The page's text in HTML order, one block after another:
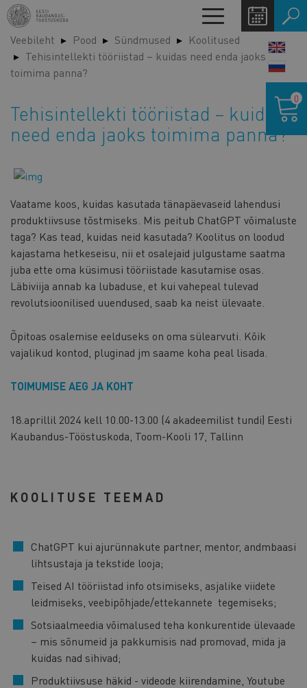
Liigu
edasi
põhisisu
juurde
Toggle
navigation
Veebileht Pood Sündmused
Koolitused
Tehisintellekti tööriistad – kuidas need enda jaoks
toimima panna?
Tehisintellekti tööriistad – kuidas
need enda jaoks toimima panna?
Vaatame koos, kuidas kasutada tänapäevaseid lahendusi
produktiivsuse tõstmiseks. Mis peitub ChatGPT võimaluste
taga? Kas tead, kuidas neid kasutada? Koolitus on loodud
kajastama hetkeseisu, nii et osalejaid julgustame saatma
juba ette oma küsimusi tööriistade kasutamise osas.
Läbiviija annab ka lubaduse, et kui vahepeal tulevad
revolutsioonilised uuendused, saab ka neist ülevaate.
Õpitoas osalemise eelduseks on oma sülearvuti. Kõik
vajalikud kontod, pluginad jm saame koha peal lisada.
TOIMUMISE AEG JA KOHT
18.aprillil 2024 kell 10.00-13.00 (4 akadeemilist tundi) Eesti
Kaubandus-Tööstuskoda, Toom-Kooli 17, Tallinn
KOOLITUSE TEEMAD
ChatGPT kui ajurünnakute partner, mentor, andmbaasi
lihtsustaja ja tekstide looja;
Teised AI tööriistad info otsimiseks, asjalike viidete
leidmiseks, veebipõhjade/ettekannete tegemiseks;
Sotsiaalmeedia võimalused teha konkurentide ülevaade
– mis sõnumeid ja pakkumisis nad promovad, mida ja
kuidas nad sihivad;
Produktiivsuse häkid - videode kiirendamine, Youtube
0